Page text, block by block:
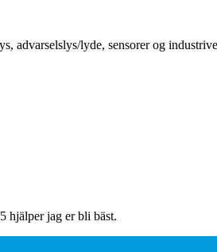
advarselslys/lyde, sensorer og
hjälper jag er bli bäst.